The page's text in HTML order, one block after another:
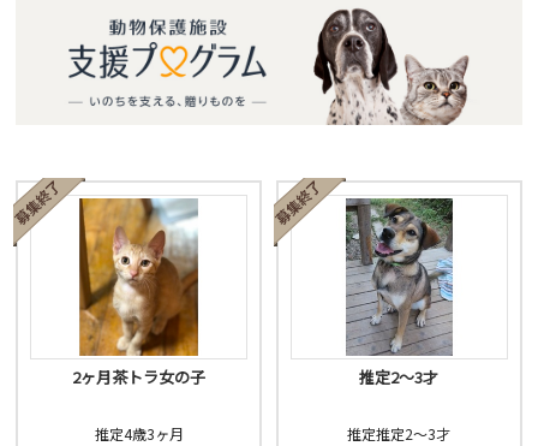
2ヶ月茶トラ女の子
推定4歳3ヶ月
推定2〜3才
推定推定2〜3才